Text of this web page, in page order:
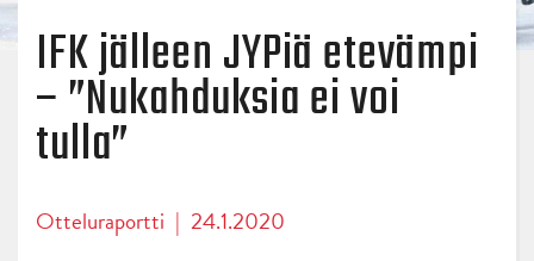
IFK jälleen JYPiä etevämpi
– ”Nukahduksia ei voi
tulla”
Otteluraportti | 24.1.2020